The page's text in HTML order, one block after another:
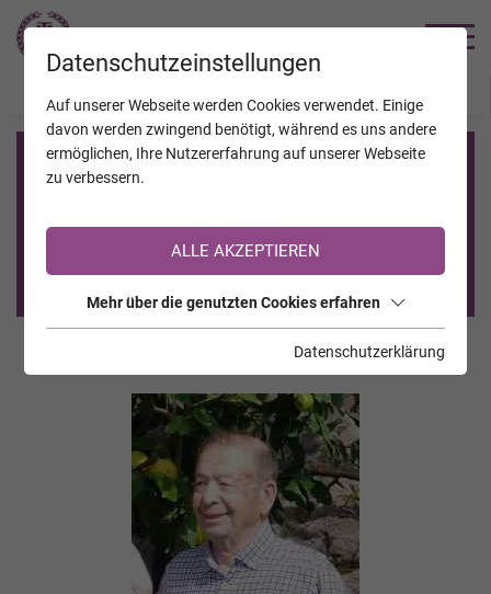
Registrierung auf TrauerHilfe.it
Sie sind noch nicht auf TrauerHilfe.it registriert?
>> zur kostenlosen Registrierung <<
Datenschutzeinstellungen
Auf unserer Webseite werden Cookies verwendet. Einige
davon werden zwingend benötigt, während es uns andere
ermöglichen, Ihre Nutzererfahrung auf unserer Webseite
zu verbessern.
ALLE AKZEPTIEREN
Mehr über die genutzten Cookies erfahren
Datenschutzerklärung
JAHRESTAGE KALENDER VERSTORBENE